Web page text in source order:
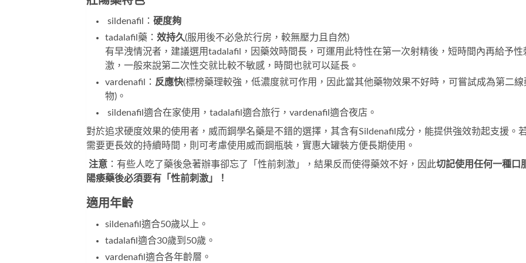
sildenafil： 硬度夠
tadalafil藥： 效持久(服用後不必急於行房，較無壓力且自然)
有早洩情況者，建議選用tadalafil，因藥效時間長，可運用此特性在第一次射精後，短時間內再給予性
激，一般來說第二次性交就比較不敏感，時間也就可以延長。
vardenafil： 反應快(標榜藥理較強，低濃度就可作用，因此當其他藥物效果不好時，可嘗試成為第二線
物)。
sildenafil適合在家使用，tadalafil適合旅行，vardenafil適合夜店。
對於追求硬度效果的使用者， 威而鋼學名藥是不錯的選擇，其含有Sildenafil成分，能提供強效勃起支援。
需要更長效的持續時間，則可考慮使用 威而鋼瓶裝 ，實惠大罐裝方便長期使用。
注意 ：有些人吃了藥後急著辦事卻忘了「性前刺激」，結果反而使得藥效不好，因此切記使用任何一種口
陽痿藥後必須要有「性前刺激」！
適用年齡
sildenafil適合50歲以上。
tadalafil適合30歲到50歲。
vardenafil適合各年齡層。